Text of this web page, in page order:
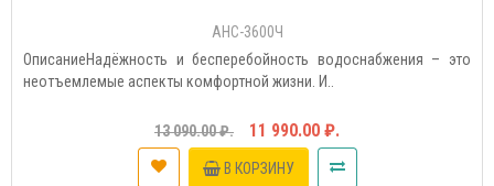
АНС-3600Ч
ОписаниеНадёжность и бесперебойность водоснабжения – это
неотъемлемые аспекты комфортной жизни. И..
13 090.00 ₽. 11 990.00 ₽.
В КОРЗИНУ